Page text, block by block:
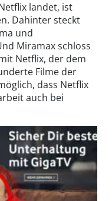
landet, ist
Dahinter steckt
und
Miramax schloss
Netflix, der dem
Filme der
dass Netflix
auch bei